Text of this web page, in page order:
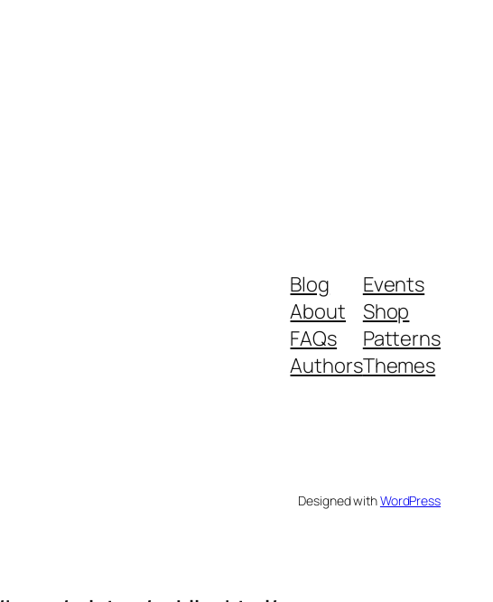
Blog
About
FAQs
Authors
Events
Shop
Patterns
Themes
Designed withWordPress